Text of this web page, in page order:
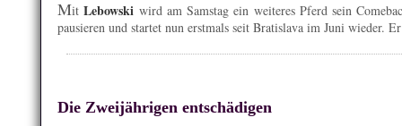
MitLebowski wird am Samstag ein weiteres Pferd sein
pausieren und startet nun erstmals seit Bratislava im Juni wieder.
Die Zweijährigen entschädigen